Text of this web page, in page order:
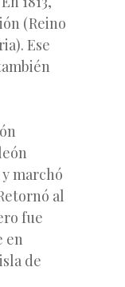
(Reino
Ese
marchó
al
fue
en
de